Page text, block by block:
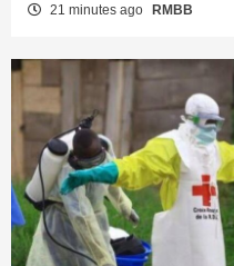
21 minutes ago RMBB